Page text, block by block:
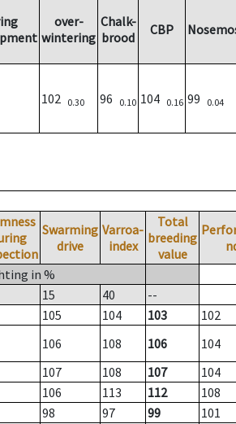
over-
wintering
Chalk-
brood
CBP
102 0.30 96 0.10 104 0.16 99 0.04
Swarming
drive
Varroa-
index
Total
breeding
value
in %
15 40
--
105 104 103
102
106 108 106
104
107 108 107
104
106 113 112
108
98 97 99
101